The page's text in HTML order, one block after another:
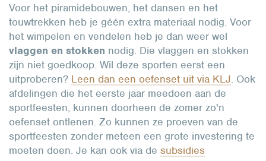
Voor het piramidebouwen, het dansen en het
touwtrekken heb je géén extra materiaal nodig. Voor
het wimpelen en vendelen heb je dan weer wel
vlaggen en stokken nodig. Die vlaggen en stokken
zijn niet goedkoop. Wil deze sporten eerst een
uitproberen? Leen dan een oefenset uit via KLJ. Ook
afdelingen die het eerste jaar meedoen aan de
sportfeesten, kunnen doorheen de zomer zo'n
oefenset ontlenen. Zo kunnen ze proeven van de
sportfeesten zonder meteen een grote investering te
moeten doen. Je kan ook via de subsidies